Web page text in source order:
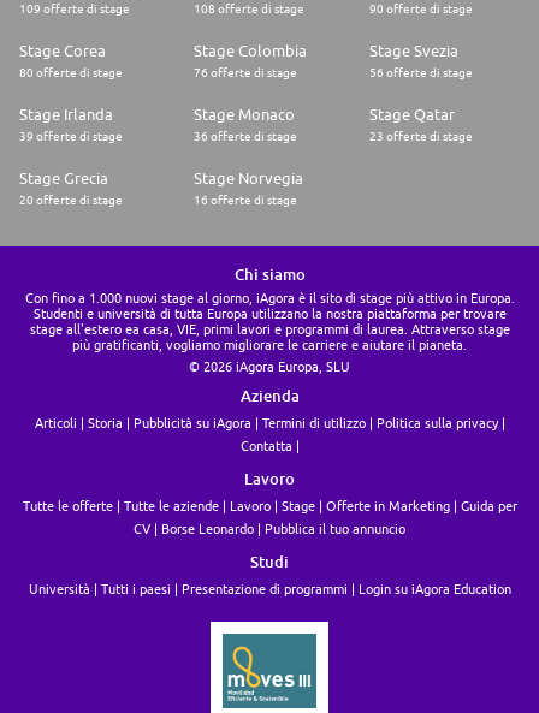
109 offerte di stage 108 offerte di stage 90 offerte di stage
Stage Corea
80 offerte di stage
Stage Colombia
76 offerte di stage
Stage Svezia
56 offerte di stage
Stage Irlanda
39 offerte di stage
Stage Monaco
36 offerte di stage
Stage Qatar
23 offerte di stage
Stage Grecia
20 offerte di stage
Stage Norvegia
16 offerte di stage
Chi siamo
Con fino a 1.000 nuovi stage al giorno, iAgora è il sito di stage più attivo in Europa.
Studenti e università di tutta Europa utilizzano la nostra piattaforma per trovare
stage all'estero ea casa, VIE, primi lavori e programmi di laurea. Attraverso stage
più gratificanti, vogliamo migliorare le carriere e aiutare il pianeta.
© 2026 iAgora Europa, SLU
Azienda
Articoli Storia Pubblicità su iAgora Termini di utilizzo
Politica sulla privacy
Contatta
Lavoro
Tutte le offerte Tutte le aziende Lavoro Stage Offerte in Marketing
Guida per
CV
Borse Leonardo Pubblica il tuo annuncio
Studi
Università Tutti i paesi Presentazione di programmi Login su iAgora Education